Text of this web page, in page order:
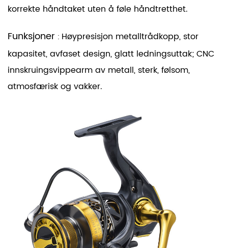
korrekte håndtaket uten å føle håndtretthet.
Funksjoner : Høypresisjon metalltrådkopp, stor
kapasitet, avfaset design, glatt ledningsuttak; CNC
innskruingsvippearm av metall, sterk, følsom,
atmosfærisk og vakker.